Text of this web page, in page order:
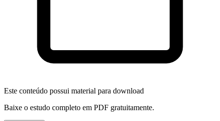
Este conteúdo possui material para download
Baixe o estudo completo em PDF gratuitamente.